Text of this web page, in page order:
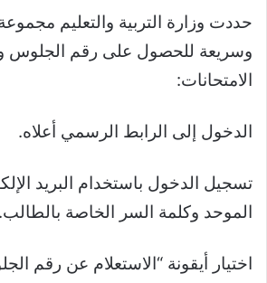
حددت وزارة التربية والتعليم
وسريعة للحصول على رقم الجلوس
الامتحانات:
الدخول إلى الرابط الرسمي أعلاه.
تسجيل الدخول باستخدام البريد
الموحد وكلمة السر الخاصة بالطالب.
اختيار أيقونة “الاستعلام عن رقم